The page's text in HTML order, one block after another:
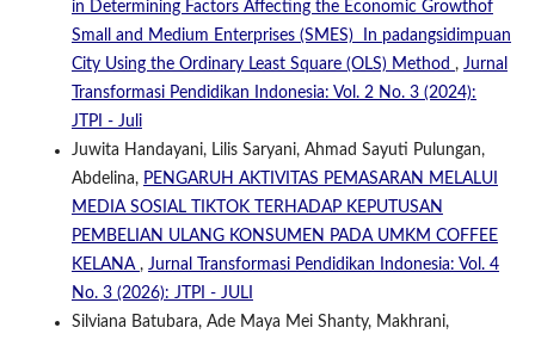
in Determining Factors Affecting the Economic Growthof
Small and Medium Enterprises (SMES) In padangsidimpuan
City Using the Ordinary Least Square (OLS) Method , Jurnal
Transformasi Pendidikan Indonesia: Vol. 2 No. 3 (2024):
JTPI - Juli
Juwita Handayani, Lilis Saryani, Ahmad Sayuti Pulungan,
Abdelina, PENGARUH AKTIVITAS PEMASARAN MELALUI
MEDIA SOSIAL TIKTOK TERHADAP KEPUTUSAN
PEMBELIAN ULANG KONSUMEN PADA UMKM COFFEE
KELANA , Jurnal Transformasi Pendidikan Indonesia: Vol. 4
No. 3 (2026): JTPI - JULI
Silviana Batubara, Ade Maya Mei Shanty, Makhrani,